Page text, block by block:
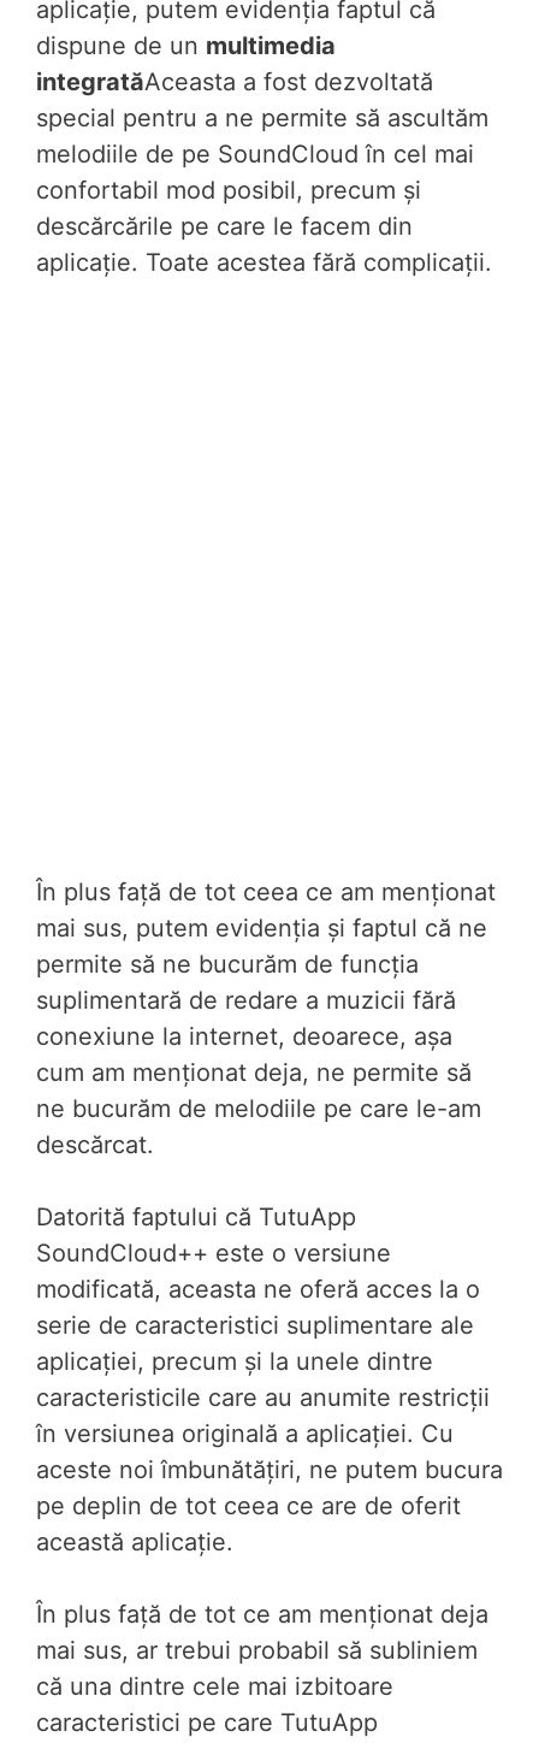
aplicație, putem evidenția faptul că
dispune de un multimedia
integratăAceasta a fost dezvoltată
special pentru a ne permite să ascultăm
melodiile de pe SoundCloud în cel mai
confortabil mod posibil, precum și
descărcările pe care le facem din
aplicație. Toate acestea fără complicații.
În plus față de tot ceea ce am menționat
mai sus, putem evidenția și faptul că ne
permite să ne bucurăm de funcția
suplimentară de redare a muzicii fără
conexiune la internet, deoarece, așa
cum am menționat deja, ne permite să
ne bucurăm de melodiile pe care le-am
descărcat.
Datorită faptului că TutuApp
SoundCloud++ este o versiune
modificată, aceasta ne oferă acces la o
serie de caracteristici suplimentare ale
aplicației, precum și la unele dintre
caracteristicile care au anumite restricții
în versiunea originală a aplicației. Cu
aceste noi îmbunătățiri, ne putem bucura
pe deplin de tot ceea ce are de oferit
această aplicație.
În plus față de tot ce am menționat deja
mai sus, ar trebui probabil să subliniem
că una dintre cele mai izbitoare
caracteristici pe care TutuApp